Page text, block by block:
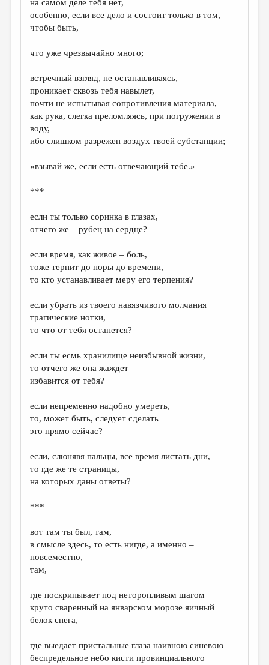
на самом деле тебя нет,
особенно, если все дело и состоит только в том,
чтобы быть,
что уже чрезвычайно много;
встречный взгляд, не останавливаясь,
проникает сквозь тебя навылет,
почти не испытывая сопротивления материала,
как рука, слегка преломляясь, при погружении в
воду,
ибо слишком разрежен воздух твоей субстанции;
«взывай же, если есть отвечающий тебе.»
***
если ты только соринка в глазах,
отчего же – рубец на сердце?
если время, как живое – боль,
тоже терпит до поры до времени,
то кто устанавливает меру его терпения?
если убрать из твоего навязчивого молчания
трагические нотки,
то что от тебя останется?
если ты есмь хранилище неизбывной жизни,
то отчего же она жаждет
избавится от тебя?
если непременно надобно умереть,
то, может быть, следует сделать
это прямо сейчас?
если, слюнявя пальцы, все время листать дни,
то где же те страницы,
на которых даны ответы?
***
вот там ты был, там,
в смысле здесь, то есть нигде, а именно –
повсеместно,
там,
где поскрипывает под неторопливым шагом
круто сваренный на январском морозе яичный
белок снега,
где выедает пристальные глаза наивною синевою
беспредельное небо кисти провинциального